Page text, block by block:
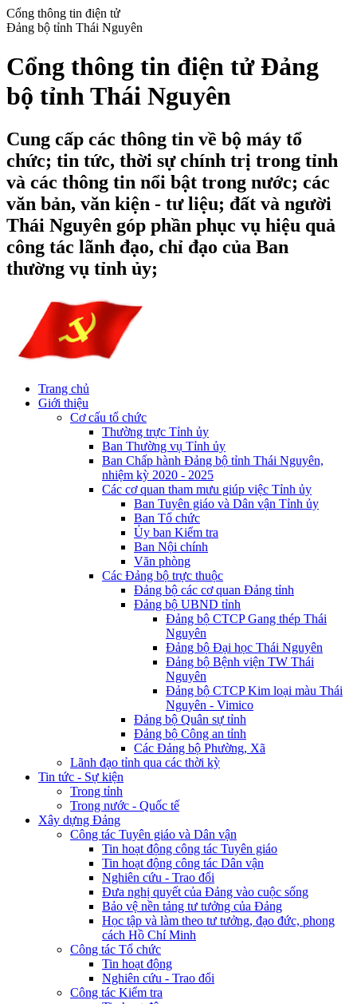
Cổng thông tin điện tử
Đảng bộ tỉnh Thái Nguyên
Cổng thông tin điện tử Đảng
bộ tỉnh Thái Nguyên
Cung cấp các thông tin về bộ máy tổ
chức; tin tức, thời sự chính trị trong tỉnh
và các thông tin nổi bật trong nước; các
văn bản, văn kiện - tư liệu; đất và người
Thái Nguyên góp phần phục vụ hiệu quả
công tác lãnh đạo, chỉ đạo của Ban
thường vụ tỉnh ủy;
Trang chủ
Giới thiệu
Cơ cấu tổ chức
Thường trực Tỉnh ủy
Ban Thường vụ Tỉnh ủy
Ban Chấp hành Đảng bộ tỉnh Thái Nguyên,
nhiệm kỳ 2020 - 2025
Các cơ quan tham mưu giúp việc Tỉnh ủy
Ban Tuyên giáo và Dân vận Tỉnh ủy
Ban Tổ chức
Ủy ban Kiểm tra
Ban Nội chính
Văn phòng
Các Đảng bộ trực thuộc
Đảng bộ các cơ quan Đảng tỉnh
Đảng bộ UBND tỉnh
Đảng bộ CTCP Gang thép Thái
Nguyên
Đảng bộ Đại học Thái Nguyên
Đảng bộ Bệnh viện TW Thái
Nguyên
Đảng bộ CTCP Kim loại màu Thái
Nguyên - Vimico
Đảng bộ Quân sự tỉnh
Đảng bộ Công an tỉnh
Các Đảng bộ Phường, Xã
Lãnh đạo tỉnh qua các thời kỳ
Tin tức - Sự kiện
Trong tỉnh
Trong nước - Quốc tế
Xây dựng Đảng
Công tác Tuyên giáo và Dân vận
Tin hoạt động công tác Tuyên giáo
Tin hoạt động công tác Dân vận
Nghiên cứu - Trao đổi
Đưa nghị quyết của Đảng vào cuộc sống
Bảo vệ nền tảng tư tưởng của Đảng
Học tập và làm theo tư tưởng, đạo đức, phong
cách Hồ Chí Minh
Công tác Tổ chức
Tin hoạt động
Nghiên cứu - Trao đổi
Công tác Kiểm tra